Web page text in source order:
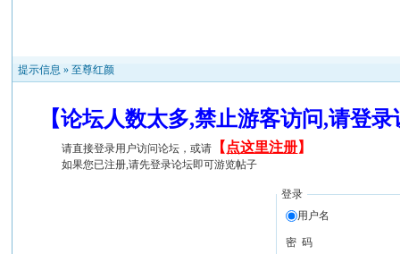
提示信息 »至尊红颜
【论坛人数太多,禁止游客访问,请登
请直接登录用户访问论坛，或请 【 点这里注册】
如果您已注册,请先登录论坛即可游览帖子
登录
用户名
密 码